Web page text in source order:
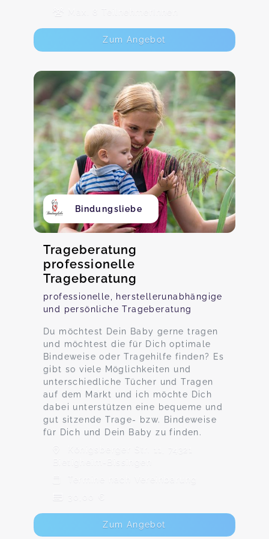
Max. 8 TeilnehmerInnen
Zum Angebot
Bindungsliebe
Trageberatung
professionelle
Trageberatung
professionelle, herstellerunabhängige
und persönliche Trageberatung
Du möchtest Dein Baby gerne tragen
und möchtest die für Dich optimale
Bindeweise oder Tragehilfe finden? Es
gibt so viele Möglichkeiten und
unterschiedliche Tücher und Tragen
auf dem Markt und ich möchte Dich
dabei unterstützen eine bequeme und
gut sitzende Trage- bzw. Bindeweise
für Dich und Dein Baby zu finden.
Königsberger Str. 11, 74321
Bietigheim-Bissingen
Termine nach Vereinbarung
30,00 €
Zum Angebot